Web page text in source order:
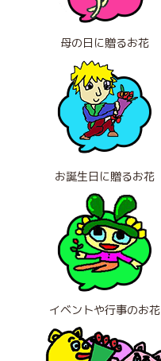
母の日に贈るお花
お誕生日に贈るお花
イベントや行事のお花